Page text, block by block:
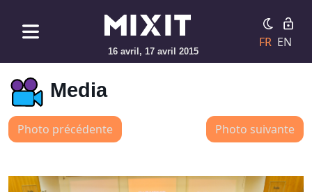
16 avril, 17 avril 2015
FR EN
Media
Photo précédente Photo suivante